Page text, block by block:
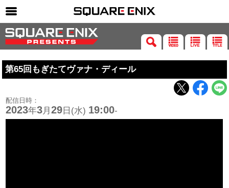
SQUARE ENIX 公式サイトメニュー
マガジン＆ブックス
グッズ
第65回もぎたてヴァナ・ディール
配信日時：
2023年3月29 日(水) 19:00-